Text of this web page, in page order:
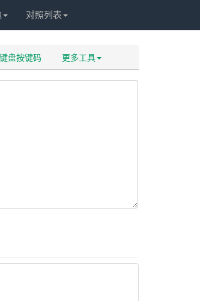
对照列表
盘按键码 更多工具